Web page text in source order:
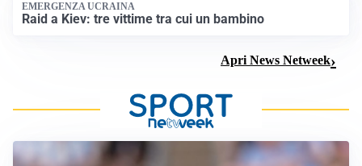
EMERGENZA UCRAINA
Raid a Kiev: tre vittime tra cui un bambino
Apri News Netweek